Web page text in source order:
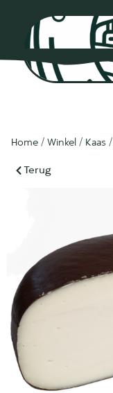
0
Home / Winkel / Kaas /
Terug